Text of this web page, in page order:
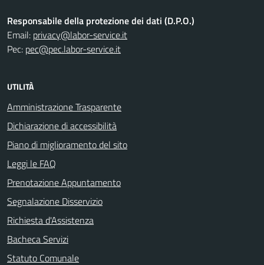
Responsabile della protezione dei dati (D.P.O.)
Email: privacy@labor-service.it
Pec: pec@pec.labor-service.it
UTILITÀ
Amministrazione Trasparente
Dichiarazione di accessibilità
Piano di miglioramento del sito
Leggi le FAQ
Prenotazione Appuntamento
Segnalazione Disservizio
Richiesta d'Assistenza
Bacheca Servizi
Statuto Comunale